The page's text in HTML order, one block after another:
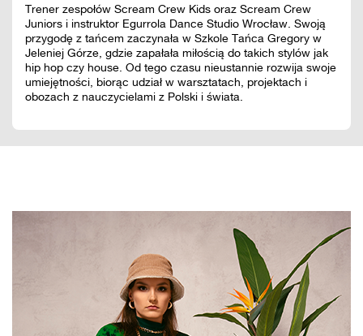
Trener zespołów Scream Crew Kids oraz Scream Crew
Juniors i instruktor Egurrola Dance Studio Wrocław. Swoją
przygodę z tańcem zaczynała w Szkole Tańca Gregory w
Jeleniej Górze, gdzie zapałała miłością do takich stylów jak
hip hop czy house. Od tego czasu nieustannie rozwija swoje
umiejętności, biorąc udział w warsztatach, projektach i
obozach z nauczycielami z Polski i świata.